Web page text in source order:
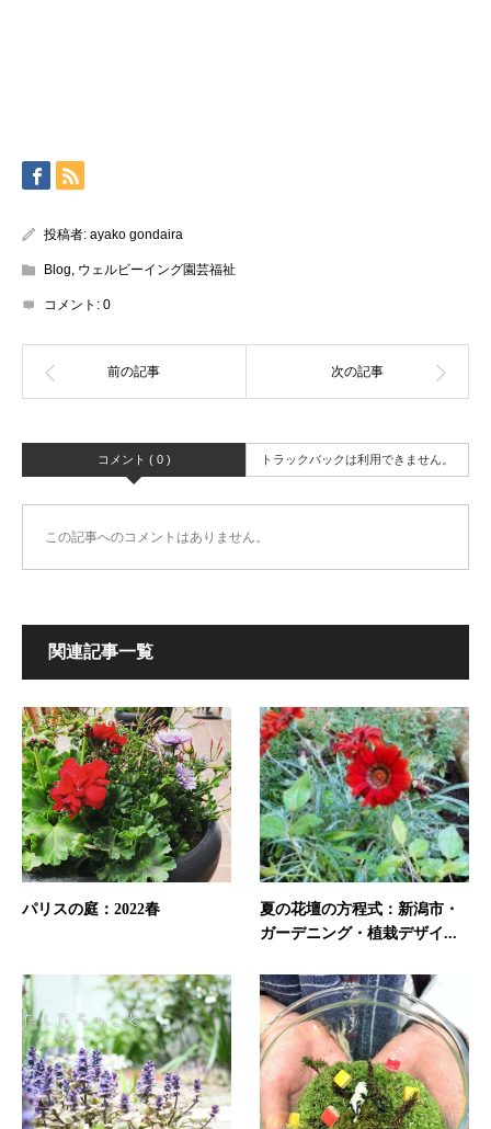
投稿者: ayako gondaira
Blog, ウェルビーイング園芸福祉
コメント: 0
コメント ( 0 ) トラックバックは利用できません。
この記事へのコメントはありません。
関連記事一覧
パリスの庭：2022春
夏の花壇の方程式：新潟市・
ガーデニング・植栽デザイ...